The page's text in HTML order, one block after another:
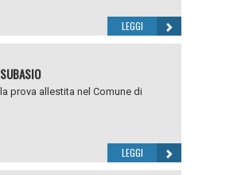
LEGGI
prova allestita nel Comune di
LEGGI